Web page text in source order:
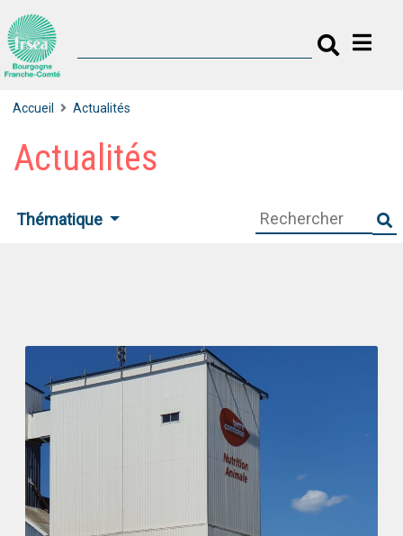
Accueil Actualités
Actualités
Thématique